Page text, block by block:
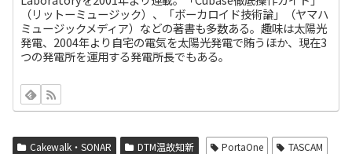
（リットーミュージック）、「ボーカロイド技術論」（ヤマハ
ミュージックメディア）などの著書も多数ある。趣味は太陽光
発電、2004年より自宅の電気を太陽光発電で賄うほか、現在3
つの発電所を運用する発電所長でもある。
Cakewalk・SONAR DTM温故知新 PortaOne TASCAM